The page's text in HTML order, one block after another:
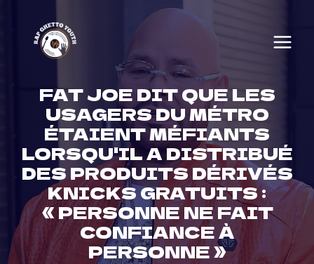
content
FAT JOE DIT QUE LES
USAGERS DU MÉTRO
ÉTAIENT MÉFIANTS
LORSQU'IL A DISTRIBUÉ
DES PRODUITS DÉRIVÉS
KNICKS GRATUITS :
« PERSONNE NE FAIT
CONFIANCE À
PERSONNE »